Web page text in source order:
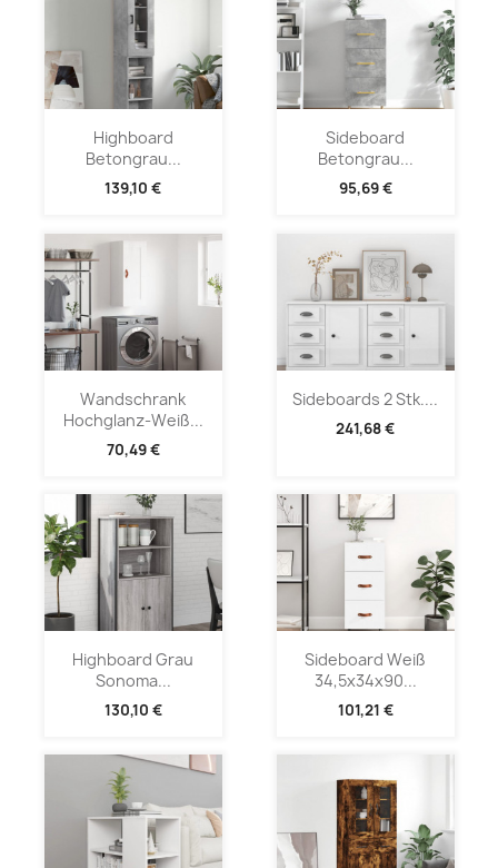
Highboard
Betongrau...
139,10 €
Sideboard
Betongrau...
95,69 €
Wandschrank
Hochglanz-Weiß...
70,49 €
Sideboards 2 Stk....
241,68 €
Highboard Grau
Sonoma...
130,10 €
Sideboard Weiß
34,5x34x90...
101,21 €